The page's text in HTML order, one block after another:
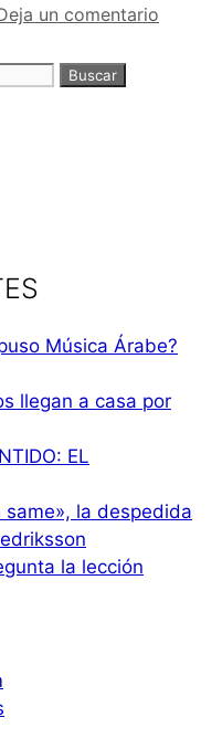
un comentario
Música Árabe?
llegan a casa por
EL
la despedida
la lección